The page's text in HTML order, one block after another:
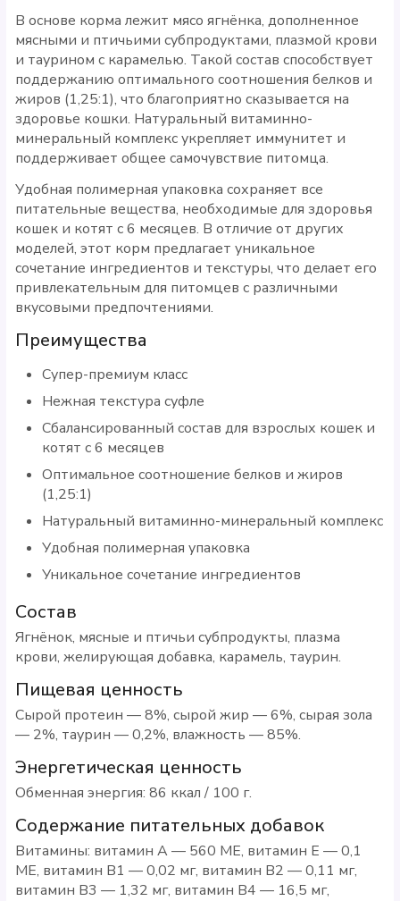
В основе корма лежит мясо ягнёнка, дополненное
мясными и птичьими субпродуктами, плазмой крови
и таурином с карамелью. Такой состав способствует
поддержанию оптимального соотношения белков и
жиров (1,25:1), что благоприятно сказывается на
здоровье кошки. Натуральный витаминно-
минеральный комплекс укрепляет иммунитет и
поддерживает общее самочувствие питомца.
Удобная полимерная упаковка сохраняет все
питательные вещества, необходимые для здоровья
кошек и котят с 6 месяцев. В отличие от других
моделей, этот корм предлагает уникальное
сочетание ингредиентов и текстуры, что делает его
привлекательным для питомцев с различными
вкусовыми предпочтениями.
Преимущества
Супер-премиум класс
Нежная текстура суфле
Сбалансированный состав для взрослых кошек и
котят с 6 месяцев
Оптимальное соотношение белков и жиров
(1,25:1)
Натуральный витаминно-минеральный комплекс
Удобная полимерная упаковка
Уникальное сочетание ингредиентов
Состав
Ягнёнок, мясные и птичьи субпродукты, плазма
крови, желирующая добавка, карамель, таурин.
Пищевая ценность
Сырой протеин — 8%, сырой жир — 6%, сырая зола
— 2%, таурин — 0,2%, влажность — 85%.
Энергетическая ценность
Обменная энергия: 86 ккал / 100 г.
Содержание питательных добавок
Витамины: витамин A — 560 МЕ, витамин E — 0,1
МЕ, витамин B1 — 0,02 мг, витамин B2 — 0,11 мг,
витамин B3 — 1,32 мг, витамин B4 — 16,5 мг,